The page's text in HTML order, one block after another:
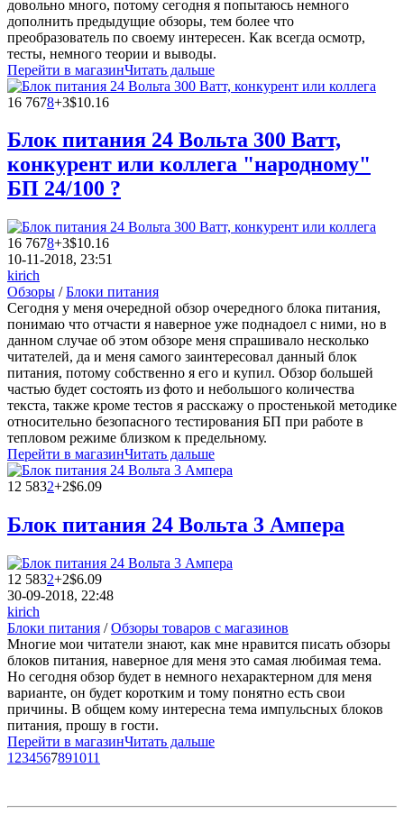
довольно много, потому сегодня я попытаюсь немного
дополнить предыдущие обзоры, тем более что
преобразователь по своему интересен. Как всегда осмотр,
тесты, немного теории и выводы.
Перейти в магазинЧитать дальше
16 7678+3$10.16
Блок питания 24 Вольта 300 Ватт,
конкурент или коллега "народному"
БП 24/100 ?
16 7678+3$10.16
10-11-2018, 23:51
kirich
Обзоры /Блоки питания
Сегодня у меня очередной обзор очередного блока питания,
понимаю что отчасти я наверное уже поднадоел с ними, но в
данном случае об этом обзоре меня спрашивало несколько
читателей, да и меня самого заинтересовал данный блок
питания, потому собственно я его и купил. Обзор большей
частью будет состоять из фото и небольшого количества
текста, также кроме тестов я расскажу о простенькой методике
относительно безопасного тестирования БП при работе в
тепловом режиме близком к предельному.
Перейти в магазинЧитать дальше
12 5832+2$6.09
Блок питания 24 Вольта 3 Ампера
12 5832+2$6.09
30-09-2018, 22:48
kirich
Блоки питания /Обзоры товаров с магазинов
Многие мои читатели знают, как мне нравится писать обзоры
блоков питания, наверное для меня это самая любимая тема.
Но сегодня обзор будет в немного нехарактерном для меня
варианте, он будет коротким и тому понятно есть свои
причины. В общем кому интересна тема импульсных блоков
питания, прошу в гости.
Перейти в магазинЧитать дальше
1 234567891011